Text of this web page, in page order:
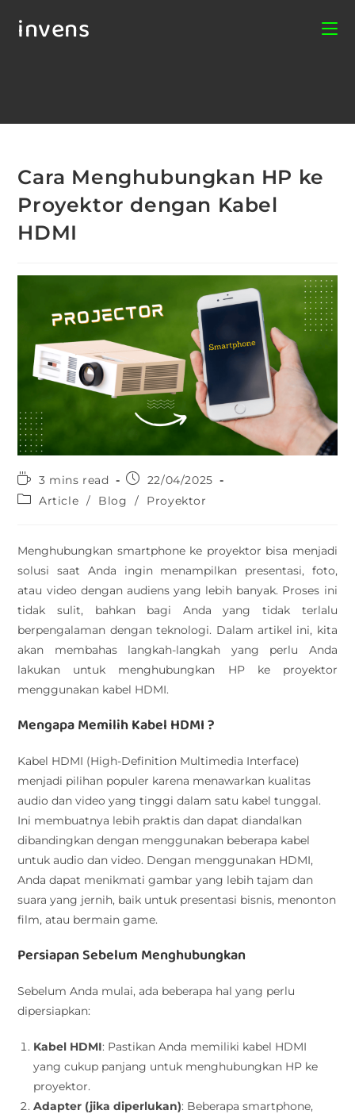
invens
Cara Menghubungkan HP ke
Proyektor dengan Kabel
HDMI
3 mins read
22/04/2025
Article / Blog / Proyektor
Menghubungkan smartphone ke proyektor bisa menjadi
solusi saat Anda ingin menampilkan presentasi, foto,
atau video dengan audiens yang lebih banyak. Proses ini
tidak sulit, bahkan bagi Anda yang tidak terlalu
berpengalaman dengan teknologi. Dalam artikel ini, kita
akan membahas langkah-langkah yang perlu Anda
lakukan untuk menghubungkan HP ke proyektor
menggunakan kabel HDMI.
Mengapa Memilih Kabel HDMI ?
Kabel HDMI (High-Definition Multimedia Interface)
menjadi pilihan populer karena menawarkan kualitas
audio dan video yang tinggi dalam satu kabel tunggal.
Ini membuatnya lebih praktis dan dapat diandalkan
dibandingkan dengan menggunakan beberapa kabel
untuk audio dan video. Dengan menggunakan HDMI,
Anda dapat menikmati gambar yang lebih tajam dan
suara yang jernih, baik untuk presentasi bisnis, menonton
film, atau bermain game.
Persiapan Sebelum Menghubungkan
Sebelum Anda mulai, ada beberapa hal yang perlu
dipersiapkan:
Kabel HDMI: Pastikan Anda memiliki kabel HDMI
yang cukup panjang untuk menghubungkan HP ke
proyektor.
Adapter (jika diperlukan): Beberapa smartphone,